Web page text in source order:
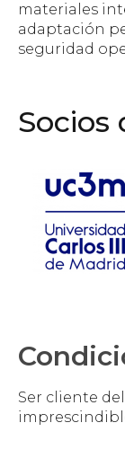
materiales
adaptación
seguridad
Socios
Ser cliente